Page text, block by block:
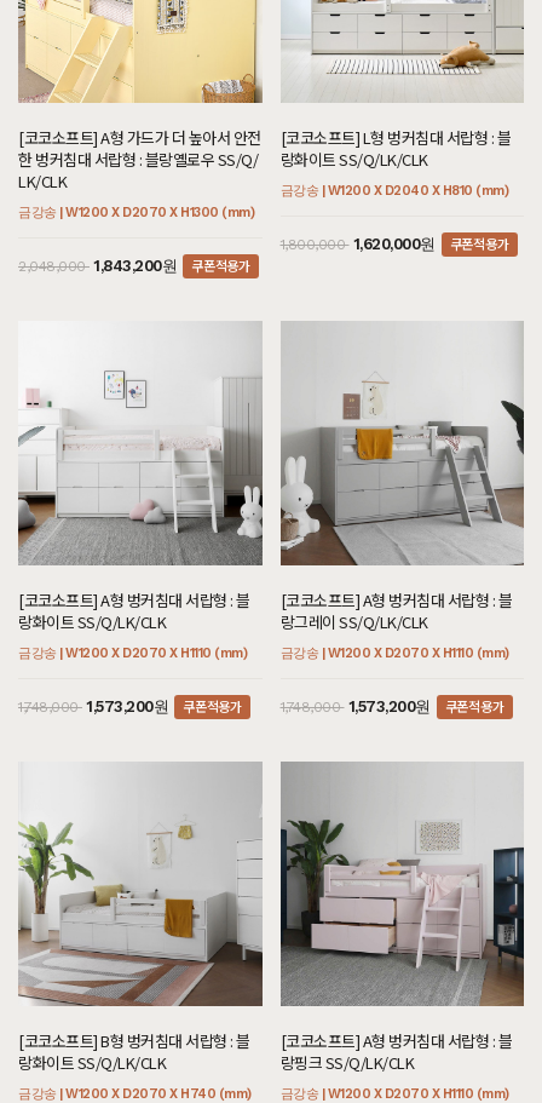
[코코소프트] A형 가드가 더 높아서 안전
한 벙커침대 서랍형 : 블랑옐로우 SS/Q/
LK/CLK
금강송 | W1200 X D2070 X H1300 (mm)
2,048,000 1,843,200원 쿠폰적용가
[코코소프트] L형 벙커침대 서랍형 : 블
랑화이트 SS/Q/LK/CLK
금강송 | W1200 X D2040 X H810 (mm)
1,800,000 1,620,000원 쿠폰적용가
[코코소프트] A형 벙커침대 서랍형 : 블
랑화이트 SS/Q/LK/CLK
금강송 | W1200 X D2070 X H1110 (mm)
1,748,000 1,573,200원 쿠폰적용가
[코코소프트] A형 벙커침대 서랍형 : 블
랑그레이 SS/Q/LK/CLK
금강송 | W1200 X D2070 X H1110 (mm)
1,748,000 1,573,200원 쿠폰적용가
[코코소프트] B형 벙커침대 서랍형 : 블
랑화이트 SS/Q/LK/CLK
금강송 | W1200 X D2070 X H740 (mm)
[코코소프트] A형 벙커침대 서랍형 : 블
랑핑크 SS/Q/LK/CLK
금강송 | W1200 X D2070 X H1110 (mm)